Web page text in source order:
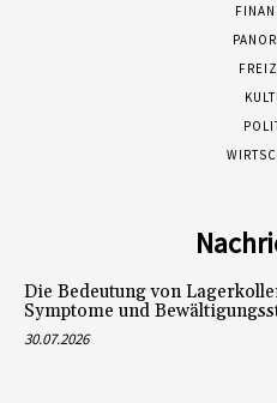
Die Bedeutung von
Symptome und
30.07.2026